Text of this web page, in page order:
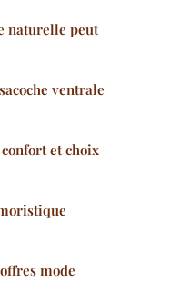
naturelle peut
ventrale
et choix
mode